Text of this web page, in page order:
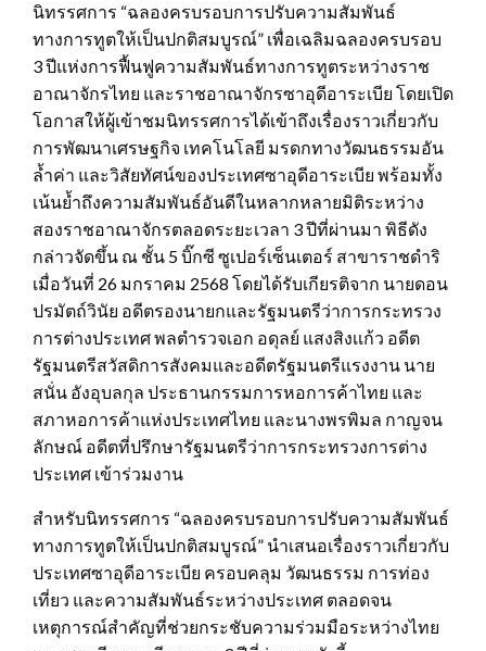
นิทรรศการ “ฉลองครบรอบการปรับความสัมพันธ์
ทางการทูตให้เป็นปกติสมบูรณ์” เพื่อเฉลิมฉลองครบรอบ
3 ปีแห่งการฟื้นฟูความสัมพันธ์ทางการทูตระหว่างราช
อาณาจักรไทย และราชอาณาจักรซาอุดีอาระเบีย โดยเปิด
โอกาสให้ผู้เข้าชมนิทรรศการได้เข้าถึงเรื่องราวเกี่ยวกับ
การพัฒนาเศรษฐกิจ เทคโนโลยี มรดกทางวัฒนธรรมอัน
ล้ำค่า และวิสัยทัศน์ของประเทศซาอุดีอาระเบีย พร้อมทั้ง
เน้นย้ำถึงความสัมพันธ์อันดีในหลากหลายมิติระหว่าง
สองราชอาณาจักรตลอดระยะเวลา 3 ปีที่ผ่านมา พิธีดัง
กล่าวจัดขึ้น ณ ชั้น 5 บิ๊กซี ซูเปอร์เซ็นเตอร์ สาขาราชดำริ
เมื่อวันที่ 26 มกราคม 2568 โดยได้รับเกียรติจาก นายดอน
ปรมัตถ์วินัย อดีตรองนายกและรัฐมนตรีว่าการกระทรวง
การต่างประเทศ พลตำรวจเอก อดุลย์ แสงสิงเเก้ว อดีต
รัฐมนตรีสวัสดิการสังคมและอดีตรัฐมนตรีแรงงาน นาย
สนั่น อังอุบลกุล ประธานกรรมการหอการค้าไทย และ
สภาหอการค้าแห่งประเทศไทย และนางพรพิมล กาญจน
ลักษณ์ อดีตที่ปรึกษารัฐมนตรีว่าการกระทรวงการต่าง
ประเทศ เข้าร่วมงาน
สำหรับนิทรรศการ “ฉลองครบรอบการปรับความสัมพันธ์
ทางการทูตให้เป็นปกติสมบูรณ์” นำเสนอเรื่องราวเกี่ยวกับ
ประเทศซาอุดีอาระเบีย ครอบคลุม วัฒนธรรม การท่อง
เที่ยว และความสัมพันธ์ระหว่างประเทศ ตลอดจน
เหตุการณ์สำคัญที่ช่วยกระชับความร่วมมือระหว่างไทย